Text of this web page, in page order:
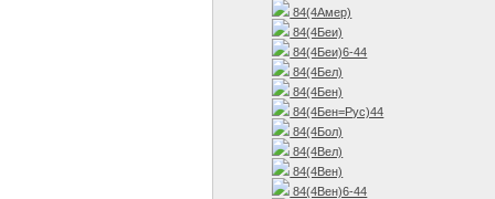
84(4Амер)
84(4Беи)
84(4Беи)6-44
84(4Бел)
84(4Бен)
84(4Бен=Рус)44
84(4Бол)
84(4Вел)
84(4Вен)
84(4Вен)6-44